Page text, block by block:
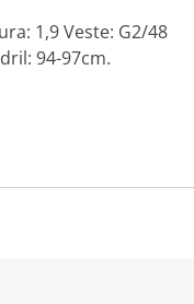
1,9 Veste: G2/48
94-97cm.